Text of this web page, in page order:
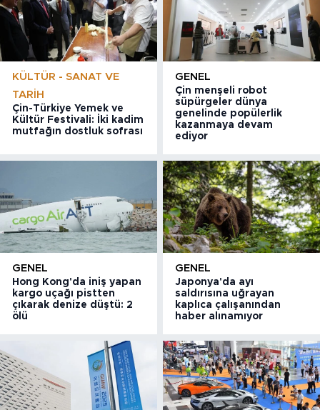
KÜLTÜR - SANAT VE
TARIH
Çin-Türkiye Yemek ve
Kültür Festivali: İki kadim
mutfağın dostluk sofrası
GENEL
Çin menşeli robot
süpürgeler dünya
genelinde popülerlik
kazanmaya devam
ediyor
GENEL
Hong Kong'da iniş yapan
kargo uçağı pistten
çıkarak denize düştü: 2
ölü
GENEL
Japonya'da ayı
saldırısına uğrayan
kaplıca çalışanından
haber alınamıyor